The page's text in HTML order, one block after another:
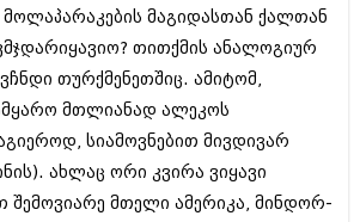
(350)
2012 (264)
(268)
(322)
(282)
(240)
(294)
(376)
მაგიდასთან ქალთან
თითქმის ანალოგიურ
თურქმენეთშიც. ამიტომ,
მთლიანად ალეკოს
სიამოვნებით მივდივარ
ახლაც ორი კვირა ვიყავი
შემოვიარე მთელი ამერიკა, მინდორ-